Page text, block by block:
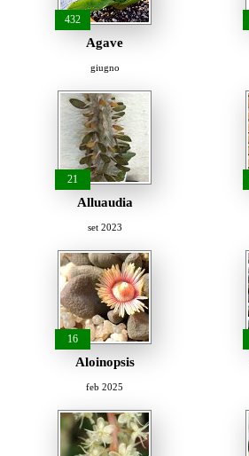
432
Agave
giugno
21
Alluaudia
set 2023
16
Aloinopsis
feb 2025